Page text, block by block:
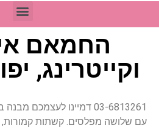
החמאם
וקייטרינג,
עם שלושה מפלסים. קשתות קמורות,